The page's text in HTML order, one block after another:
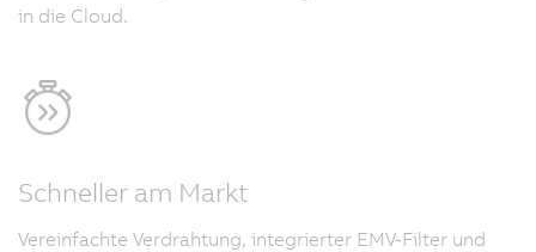
in die Cloud.
Schneller am Markt
Vereinfachte Verdrahtung, integrierter EMV-Filter und